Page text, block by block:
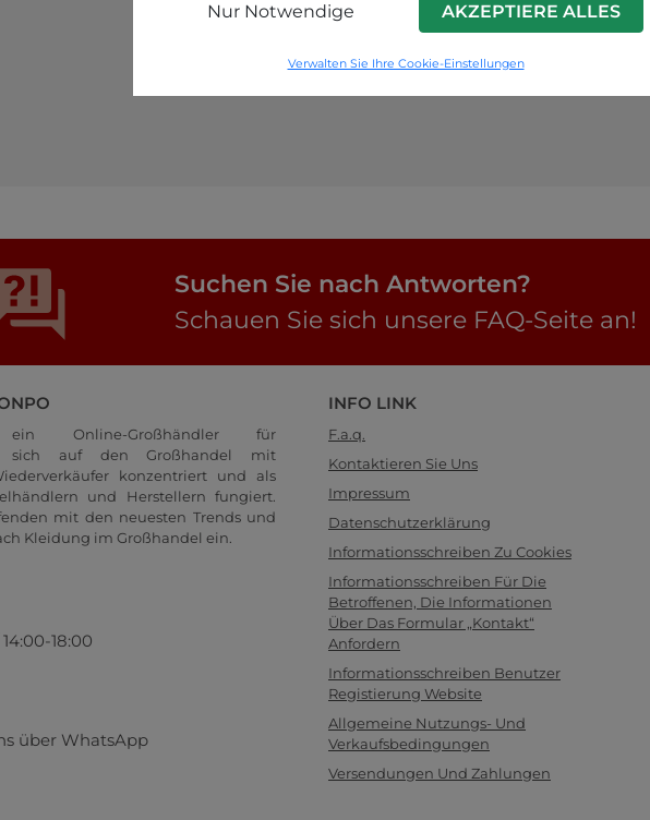
Nur Notwendige AKZEPTIERE ALLES
Verwalten Sie Ihre Cookie-Einstellungen
Suchen Sie nach Antworten?
Schauen Sie sich unsere FAQ-Seite an!
Online-Großhändler für
sich auf den Großhandel mit
konzentriert und als
und Herstellern fungiert.
mit den neuesten Trends und
Kleidung im Großhandel ein.
18:00
über WhatsApp
INFO LINK
F.a.q.
Kontaktieren Sie Uns
Impressum
Datenschutzerklärung
Informationsschreiben Zu Cookies
Informationsschreiben Für Die
Betroffenen, Die Informationen
Über Das Formular „Kontakt“
Anfordern
Informationsschreiben Benutzer
Registierung Website
Allgemeine Nutzungs- Und
Verkaufsbedingungen
Versendungen Und Zahlungen